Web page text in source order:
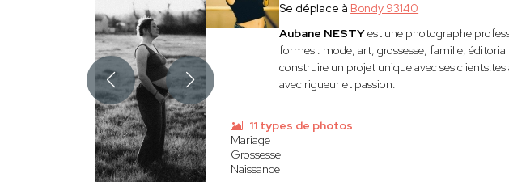
Se déplace à Bondy 93140
Aubane NESTYest une photographe
formes : mode, art, grossesse, famille,
construire un projet unique avec ses
avec rigueur et passion.
11 types de photos
Mariage
Grossesse
Naissance